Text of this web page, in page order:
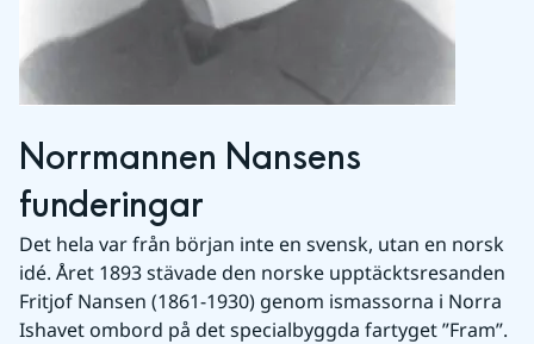
Norrmannen Nansens
funderingar
Det hela var från början inte en svensk, utan en norsk
idé. Året 1893 stävade den norske upptäcktsresanden
Fritjof Nansen (1861-1930) genom ismassorna i Norra
Ishavet ombord på det specialbyggda fartyget ”Fram”.